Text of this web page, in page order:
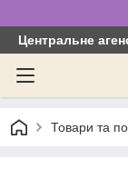
Центральне
Товари та